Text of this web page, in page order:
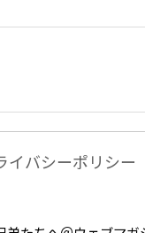
イバシーポリシー